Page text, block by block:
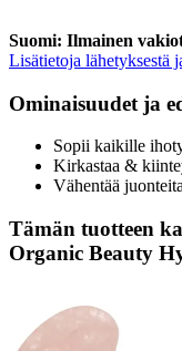
Suomi: Ilmainen
Lisätietoja lähetyksestä
Ominaisuudet ja
Sopii kaikille
Kirkastaa &
Vähentää juonteita
Tämän tuotteen
Organic Beauty